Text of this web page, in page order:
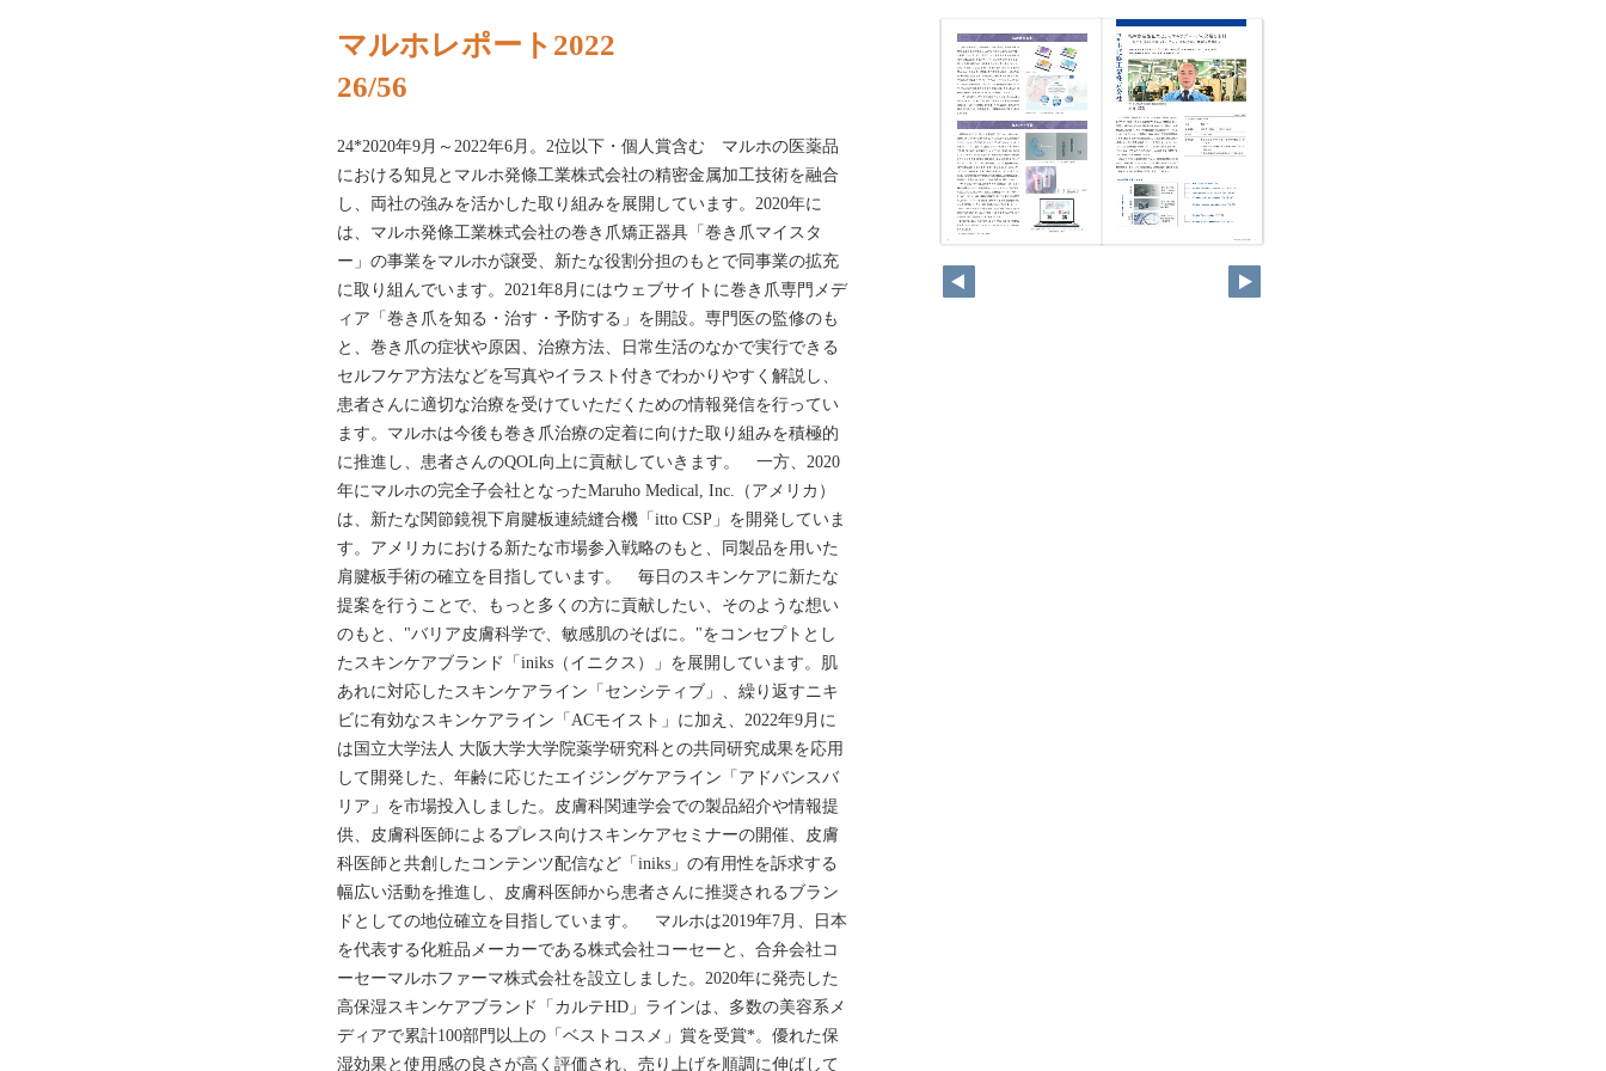
マルホレポート2022
26/56
24*2020年9月～2022年6月。2位以下・個人賞含む マルホの医薬品
における知見とマルホ発條工業株式会社の精密金属加工技術を融合
し、両社の強みを活かした取り組みを展開しています。2020年に
は、マルホ発條工業株式会社の巻き爪矯正器具「巻き爪マイスタ
ー」の事業をマルホが譲受、新たな役割分担のもとで同事業の拡充
に取り組んでいます。2021年8月にはウェブサイトに巻き爪専門メデ
ィア「巻き爪を知る・治す・予防する」を開設。専門医の監修のも
と、巻き爪の症状や原因、治療方法、日常生活のなかで実行できる
セルフケア方法などを写真やイラスト付きでわかりやすく解説し、
患者さんに適切な治療を受けていただくための情報発信を行ってい
ます。マルホは今後も巻き爪治療の定着に向けた取り組みを積極的
に推進し、患者さんのQOL向上に貢献していきます。 一方、2020
年にマルホの完全子会社となったMaruho Medical, Inc.（アメリカ）
は、新たな関節鏡視下肩腱板連続縫合機「itto CSP」を開発していま
す。アメリカにおける新たな市場参入戦略のもと、同製品を用いた
肩腱板手術の確立を目指しています。 毎日のスキンケアに新たな
提案を行うことで、もっと多くの方に貢献したい、そのような想い
のもと、"バリア皮膚科学で、敏感肌のそばに。"をコンセプトとし
たスキンケアブランド「iniks（イニクス）」を展開しています。肌
あれに対応したスキンケアライン「センシティブ」、繰り返すニキ
ビに有効なスキンケアライン「ACモイスト」に加え、2022年9月に
は国立大学法人 大阪大学大学院薬学研究科との共同研究成果を応用
して開発した、年齢に応じたエイジングケアライン「アドバンスバ
リア」を市場投入しました。皮膚科関連学会での製品紹介や情報提
供、皮膚科医師によるプレス向けスキンケアセミナーの開催、皮膚
科医師と共創したコンテンツ配信など「iniks」の有用性を訴求する
幅広い活動を推進し、皮膚科医師から患者さんに推奨されるブラン
ドとしての地位確立を目指しています。 マルホは2019年7月、日本
を代表する化粧品メーカーである株式会社コーセーと、合弁会社コ
ーセーマルホファーマ株式会社を設立しました。2020年に発売した
高保湿スキンケアブランド「カルテHD」ラインは、多数の美容系メ
ディアで累計100部門以上の「ベストコスメ」賞を受賞*。優れた保
湿効果と使用感の良さが高く評価され、売り上げを順調に伸ばして